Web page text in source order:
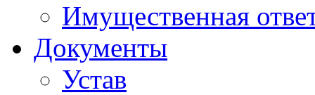
Имущественная
Документы
Устав